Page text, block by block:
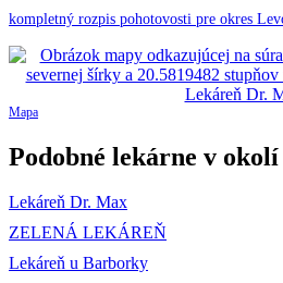
kompletný rozpis pohotovosti pre okres
Mapa
Podobné lekárne v okolí
Lekáreň Dr. Max
ZELENÁ LEKÁREŇ
Lekáreň u Barborky